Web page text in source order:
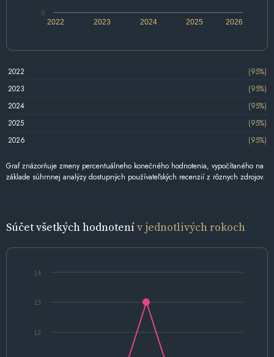
2022 2024 2026
2023 2025
0
2022
(95%)
2023
(95%)
2024
(95%)
2025
(95%)
2026
(95%)
Graf znázorňuje zmeny percentuálneho konečného hodnotenia, vypočítaného na
základe súhrnnej analýzy dostupných používateľských recenzií z rôznych zdrojov.
Súčet všetkých hodnotenív jednotlivých rokoch
12
13
14